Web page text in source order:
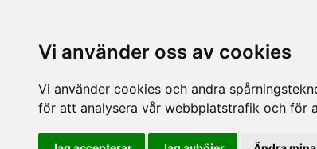
Vi använder oss av cookies
Vi använder cookies och andra
för att analysera vår webbplatstrafik och för